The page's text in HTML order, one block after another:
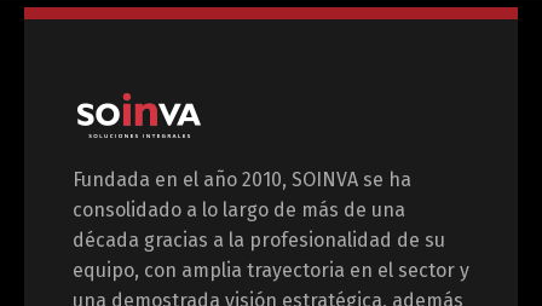
Fundada en el año 2010, SOINVA se ha
consolidado a lo largo de más de una
década gracias a la profesionalidad de su
equipo, con amplia trayectoria en el sector y
una demostrada visión estratégica, además